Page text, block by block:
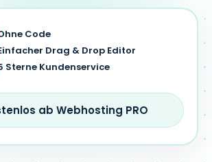
Code
Drag & Drop Editor
Sterne Kundenservice
ab Webhosting PRO